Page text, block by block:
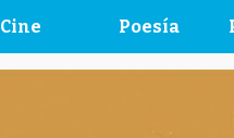
Cine Poesía